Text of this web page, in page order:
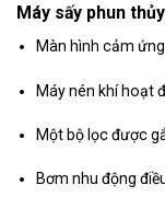
Máy sấy phun
Màn hình cảm
Máy nén khí hoạt
Một bộ lọc được
Bơm nhu động